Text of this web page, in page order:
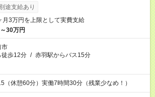
可（利用条件有）
途支給あり
月3万円を上限として実費支給
30万円
市
徒歩12分 / 赤羽駅からバス15分
（休憩60分）実働7時間30分（残業少なめ！）